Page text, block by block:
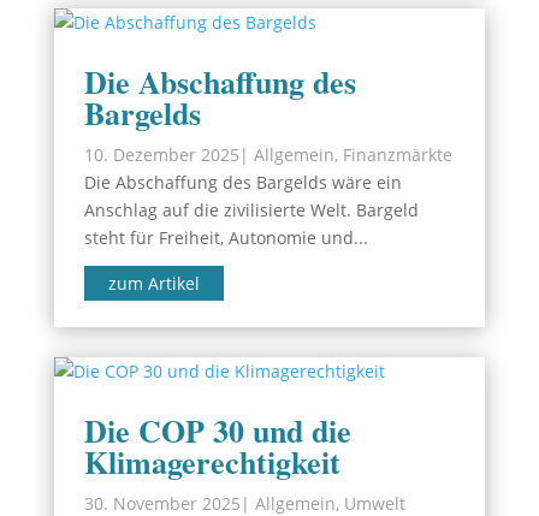
Die Abschaffung des
Bargelds
10. Dezember 2025 | Allgemein, Finanzmärkte
Die Abschaffung des Bargelds wäre ein
Anschlag auf die zivilisierte Welt. Bargeld
steht für Freiheit, Autonomie und...
zum Artikel
Die COP 30 und die
Klimagerechtigkeit
30. November 2025 | Allgemein, Umwelt